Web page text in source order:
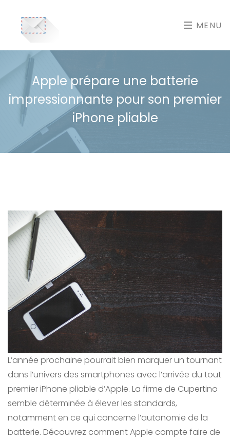
MENU
Apple prépare une batterie
impressionnante pour son premier
iPhone pliable
L’année prochaine pourrait bien marquer un tournant
dans l’univers des smartphones avec l’arrivée du tout
premier iPhone pliable d’Apple. La firme de Cupertino
semble déterminée à élever les standards,
notamment en ce qui concerne l’autonomie de la
batterie. Découvrez comment Apple compte faire de